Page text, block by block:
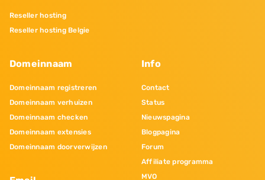
Reseller hosting
Reseller hosting Belgie
Domeinnaam
Domeinnaam registreren
Domeinnaam verhuizen
Domeinnaam checken
Domeinnaam extensies
Domeinnaam doorverwijzen
Info
Contact
Status
Nieuwspagina
Blogpagina
Forum
Affiliate programma
MVO